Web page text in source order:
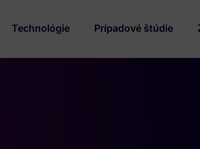
Technológie Prípadové štúdie